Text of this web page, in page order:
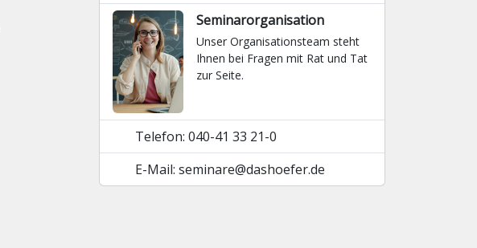
Seminarorganisation
Unser Organisationsteam steht
Ihnen bei Fragen mit Rat und Tat
zur Seite.
Telefon: 040-41 33 21-0
E-Mail: seminare@dashoefer.de